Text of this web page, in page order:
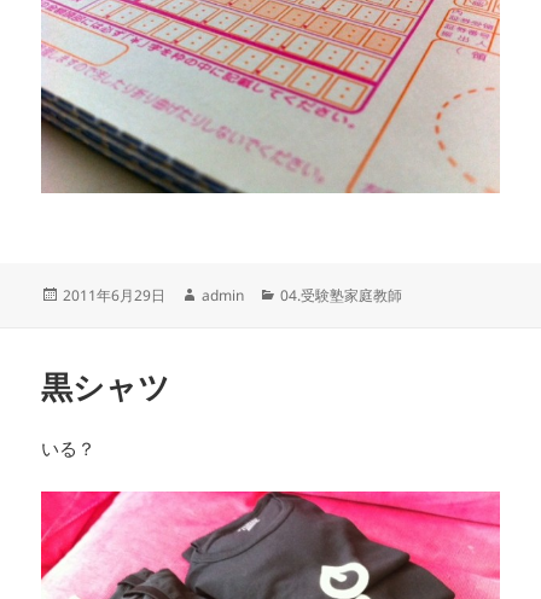
投
2011年6月29日
作
admin
カ
04.受験塾家庭教師
黒シャツ
いる？